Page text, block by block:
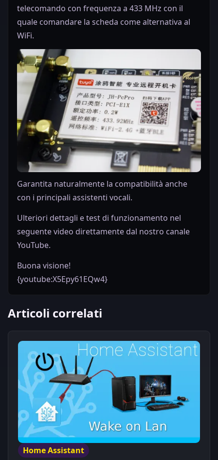
telecomando con frequenza a 433 MHz con il
quale comandare la scheda come alternativa al
WiFi.
Garantita naturalmente la compatibilità anche
con i principali assistenti vocali.
Ulteriori dettagli e test di funzionamento nel
seguente video direttamente dal nostro canale
YouTube.
Buona visione!
{youtube:X5Epy61EQw4}
Articoli correlati
Home Assistant